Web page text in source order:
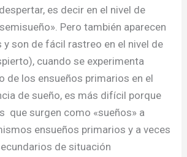
es decir en el nivel de
Pero también aparecen
y son de fácil rastreo en el nivel de
cuando se experimenta
de los ensueños primarios en el
de sueño, es más difícil porque
que surgen como «sueños» a
ensueños primarios y a veces
de situación